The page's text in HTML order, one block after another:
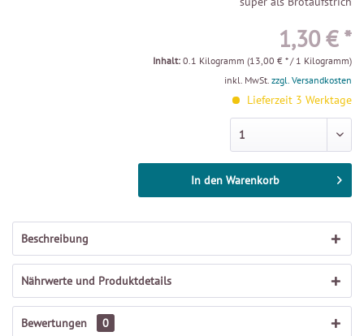
1,30 € *
Inhalt: 0.1 Kilogramm (13,00 € * / 1 Kilogramm)
inkl. MwSt. zzgl. Versandkosten
Lieferzeit 3 Werktage
In den Warenkorb
Beschreibung
Nährwerte und Produktdetails
Bewertungen 0